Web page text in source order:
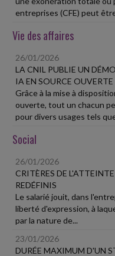
entreprises (CFE) peut
Vie des affaires
26/01/2026
LA CNIL PUBLIE UN
IA EN SOURCE OUVERTE
Grâce à la mise à
ouverte, tout un chacun
pour divers usages tels
Social
26/01/2026
CRITÈRES DE
REDÉFINIS
Le salarié jouit, dans
liberté d'expression, à
par la nature de...
23/01/2026
DURÉE MAXIMUM D'UN